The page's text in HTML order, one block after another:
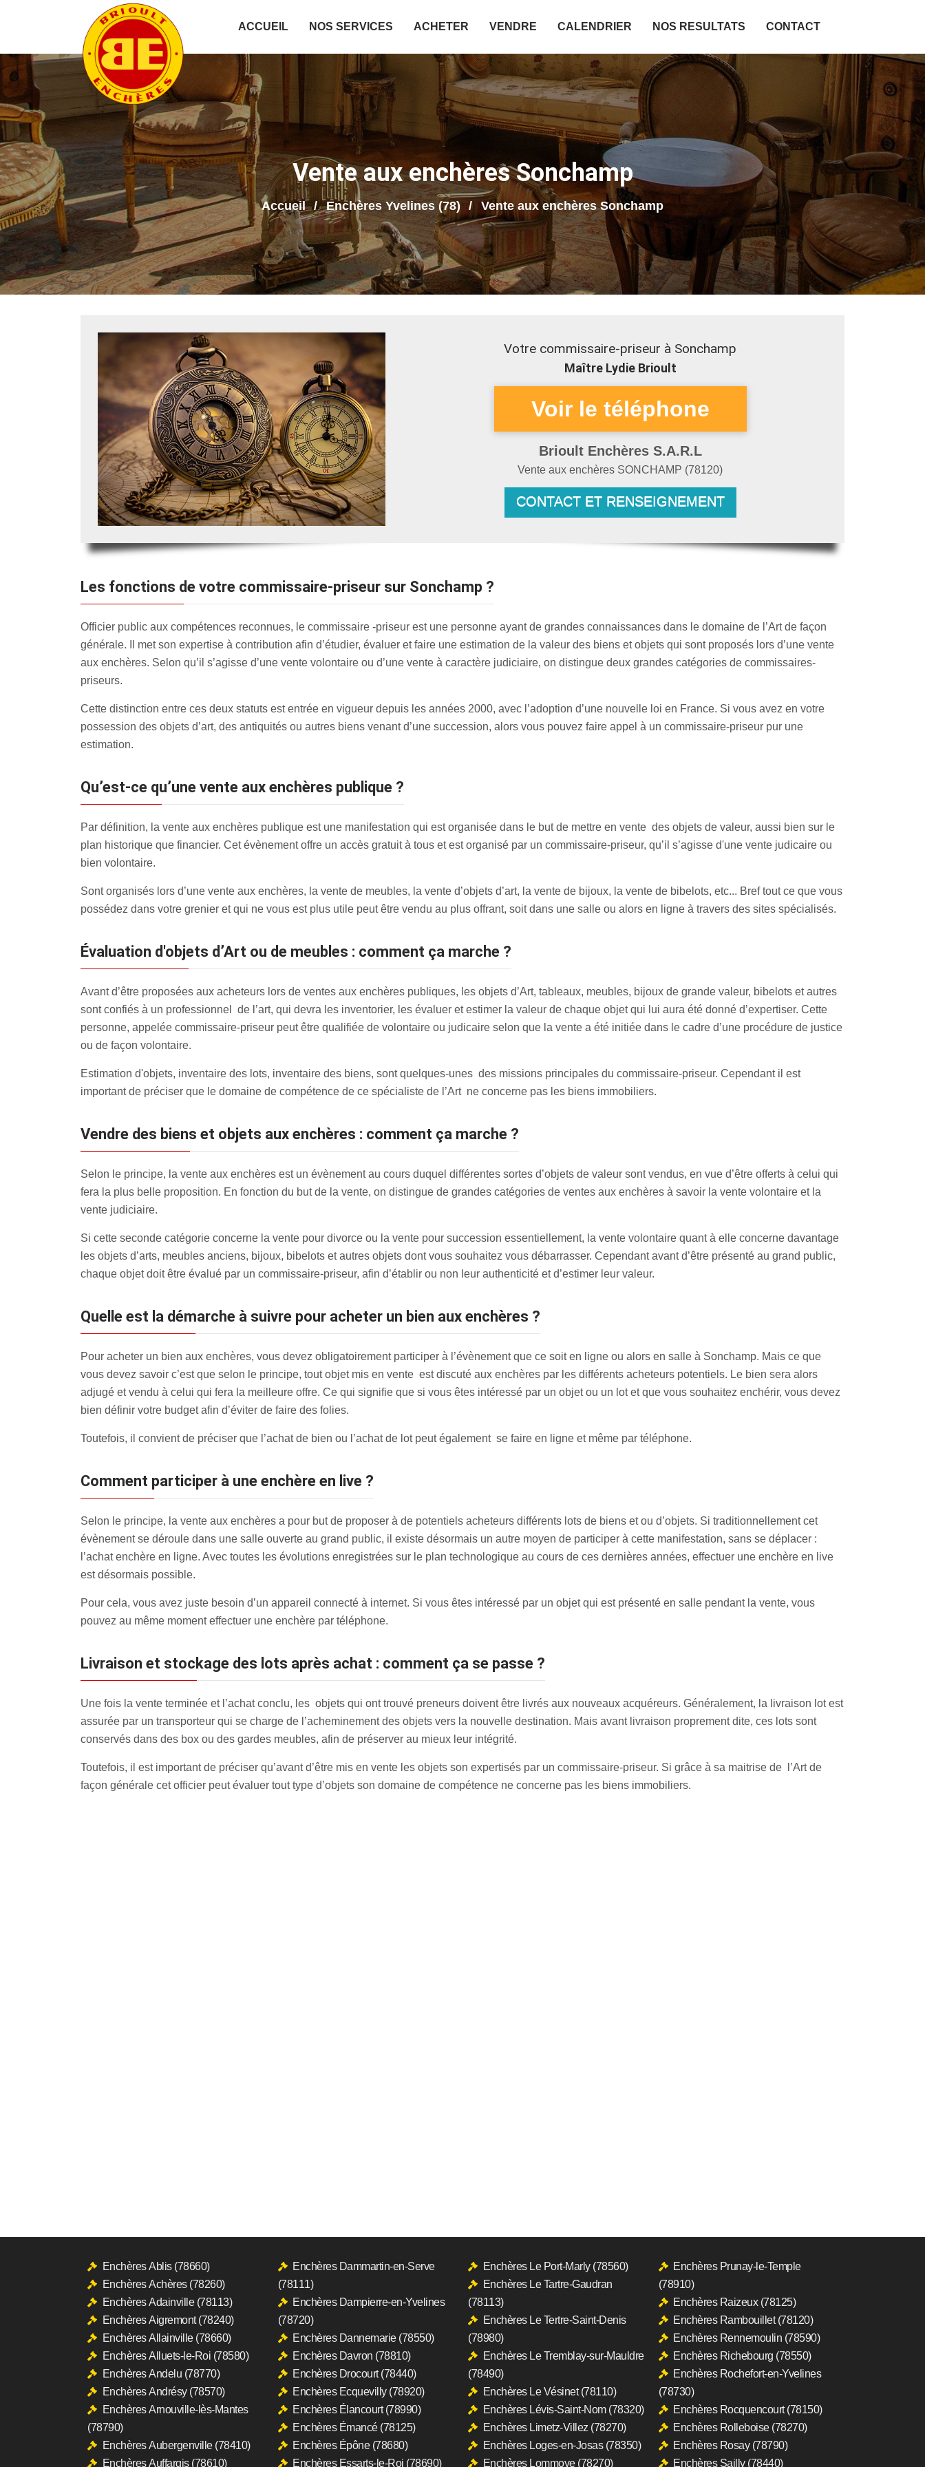
ACCUEIL NOS SERVICES ACHETER VENDRE CALENDRIER NOS RESULTATS CONTACT
Vente aux enchères Sonchamp
Accueil Enchères Yvelines (78) Vente aux enchères Sonchamp
Votre commissaire-priseur à Sonchamp
Maître Lydie Brioult
Brioult Enchères S.A.R.L
Vente aux enchères SONCHAMP (78120)
CONTACT ET RENSEIGNEMENT
Les fonctions de votre commissaire-priseur sur Sonchamp ?
Officier public aux compétences reconnues, le commissaire -priseur est une personne ayant de grandes connaissances dans le domaine de l’Art de façon
générale. Il met son expertise à contribution afin d’étudier, évaluer et faire une estimation de la valeur des biens et objets qui sont proposés lors d’une vente
aux enchères. Selon qu’il s’agisse d’une vente volontaire ou d’une vente à caractère judiciaire, on distingue deux grandes catégories de commissaires-
priseurs.
Cette distinction entre ces deux statuts est entrée en vigueur depuis les années 2000, avec l’adoption d’une nouvelle loi en France. Si vous avez en votre
possession des objets d’art, des antiquités ou autres biens venant d’une succession, alors vous pouvez faire appel à un commissaire-priseur pur une
estimation.
Qu’est-ce qu’une vente aux enchères publique ?
Par définition, la vente aux enchères publique est une manifestation qui est organisée dans le but de mettre en vente des objets de valeur, aussi bien sur le
plan historique que financier. Cet évènement offre un accès gratuit à tous et est organisé par un commissaire-priseur, qu’il s’agisse d'une vente judicaire ou
bien volontaire.
Sont organisés lors d’une vente aux enchères, la vente de meubles, la vente d’objets d’art, la vente de bijoux, la vente de bibelots, etc... Bref tout ce que vous
possédez dans votre grenier et qui ne vous est plus utile peut être vendu au plus offrant, soit dans une salle ou alors en ligne à travers des sites spécialisés.
évaluation d'objets d’Art ou de meubles : comment ça marche ?
Avant d’être proposées aux acheteurs lors de ventes aux enchères publiques, les objets d’Art, tableaux, meubles, bijoux de grande valeur, bibelots et autres
sont confiés à un professionnel de l’art, qui devra les inventorier, les évaluer et estimer la valeur de chaque objet qui lui aura été donné d’expertiser. Cette
personne, appelée commissaire-priseur peut être qualifiée de volontaire ou judicaire selon que la vente a été initiée dans le cadre d’une procédure de justice
ou de façon volontaire.
Estimation d'objets, inventaire des lots, inventaire des biens, sont quelques-unes des missions principales du commissaire-priseur. Cependant il est
important de préciser que le domaine de compétence de ce spécialiste de l’Art ne concerne pas les biens immobiliers.
Vendre des biens et objets aux enchères : comment ça marche ?
Selon le principe, la vente aux enchères est un évènement au cours duquel différentes sortes d’objets de valeur sont vendus, en vue d’être offerts à celui qui
fera la plus belle proposition. En fonction du but de la vente, on distingue de grandes catégories de ventes aux enchères à savoir la vente volontaire et la
vente judiciaire.
Si cette seconde catégorie concerne la vente pour divorce ou la vente pour succession essentiellement, la vente volontaire quant à elle concerne davantage
les objets d’arts, meubles anciens, bijoux, bibelots et autres objets dont vous souhaitez vous débarrasser. Cependant avant d’être présenté au grand public,
chaque objet doit être évalué par un commissaire-priseur, afin d’établir ou non leur authenticité et d’estimer leur valeur.
Quelle est la démarche à suivre pour acheter un bien aux enchères ?
Pour acheter un bien aux enchères, vous devez obligatoirement participer à l’évènement que ce soit en ligne ou alors en salle à Sonchamp. Mais ce que
vous devez savoir c’est que selon le principe, tout objet mis en vente est discuté aux enchères par les différents acheteurs potentiels. Le bien sera alors
adjugé et vendu à celui qui fera la meilleure offre. Ce qui signifie que si vous êtes intéressé par un objet ou un lot et que vous souhaitez enchérir, vous devez
bien définir votre budget afin d’éviter de faire des folies.
Toutefois, il convient de préciser que l’achat de bien ou l’achat de lot peut également se faire en ligne et même par téléphone.
Comment participer à une enchère en live ?
Selon le principe, la vente aux enchères a pour but de proposer à de potentiels acheteurs différents lots de biens et ou d’objets. Si traditionnellement cet
évènement se déroule dans une salle ouverte au grand public, il existe désormais un autre moyen de participer à cette manifestation, sans se déplacer :
l’achat enchère en ligne. Avec toutes les évolutions enregistrées sur le plan technologique au cours de ces dernières années, effectuer une enchère en live
est désormais possible.
Pour cela, vous avez juste besoin d’un appareil connecté à internet. Si vous êtes intéressé par un objet qui est présenté en salle pendant la vente, vous
pouvez au même moment effectuer une enchère par téléphone.
Livraison et stockage des lots après achat : comment ça se passe ?
Une fois la vente terminée et l’achat conclu, les objets qui ont trouvé preneurs doivent être livrés aux nouveaux acquéreurs. Généralement, la livraison lot est
assurée par un transporteur qui se charge de l’acheminement des objets vers la nouvelle destination. Mais avant livraison proprement dite, ces lots sont
conservés dans des box ou des gardes meubles, afin de préserver au mieux leur intégrité.
Toutefois, il est important de préciser qu’avant d’être mis en vente les objets son expertisés par un commissaire-priseur. Si grâce à sa maitrise de l’Art de
façon générale cet officier peut évaluer tout type d’objets son domaine de compétence ne concerne pas les biens immobiliers.
Enchères Ablis (78660)
Enchères Achères (78260)
Enchères Adainville (78113)
Enchères Aigremont (78240)
Enchères Allainville (78660)
Enchères Alluets-le-Roi (78580)
Enchères Andelu (78770)
Enchères Andrésy (78570)
Enchères Arnouville-lès-Mantes
(78790)
Enchères Aubergenville (78410)
Enchères Auffargis (78610)
Enchères Dammartin-en-Serve
(78111)
Enchères Dampierre-en-Yvelines
(78720)
Enchères Dannemarie (78550)
Enchères Davron (78810)
Enchères Drocourt (78440)
Enchères Ecquevilly (78920)
Enchères Élancourt (78990)
Enchères Émancé (78125)
Enchères Épône (78680)
Enchères Essarts-le-Roi (78690)
Enchères Le Port-Marly (78560)
Enchères Le Tartre-Gaudran
(78113)
Enchères Le Tertre-Saint-Denis
(78980)
Enchères Le Tremblay-sur-Mauldre
(78490)
Enchères Le Vésinet (78110)
Enchères Lévis-Saint-Nom (78320)
Enchères Limetz-Villez (78270)
Enchères Loges-en-Josas (78350)
Enchères Lommoye (78270)
Enchères Prunay-le-Temple
(78910)
Enchères Raizeux (78125)
Enchères Rambouillet (78120)
Enchères Rennemoulin (78590)
Enchères Richebourg (78550)
Enchères Rochefort-en-Yvelines
(78730)
Enchères Rocquencourt (78150)
Enchères Rolleboise (78270)
Enchères Rosay (78790)
Enchères Sailly (78440)